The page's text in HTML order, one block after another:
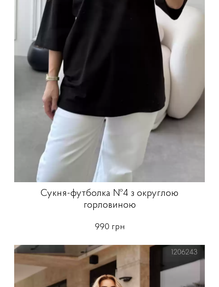
Сукня-футболка №4 з округлою
горловиною
990 грн